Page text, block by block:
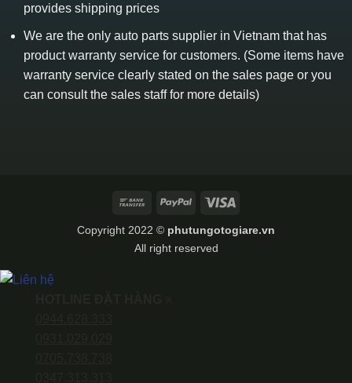
provides shipping prices
We are the only auto parts supplier in Vietnam that has
product warranty service for customers. (Some items have
warranty service clearly stated on the sales page or you
can consult the sales staff for more details)
Bank
PayPal
Copyright 2022 © phutungotogiare.vn
All right reserved